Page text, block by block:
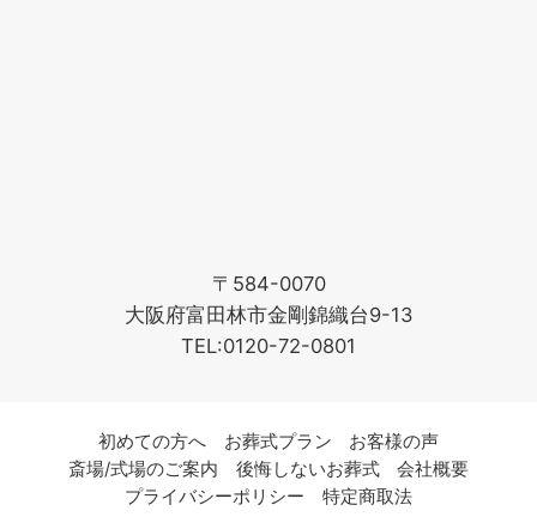
〒584-0070
大阪府富田林市金剛錦織台9-13
TEL:0120-72-0801
初めての方へ お葬式プラン
お客様の声
斎場/式場のご案内
後悔しないお葬式
会社概要
プライバシーポリシー
特定商取法